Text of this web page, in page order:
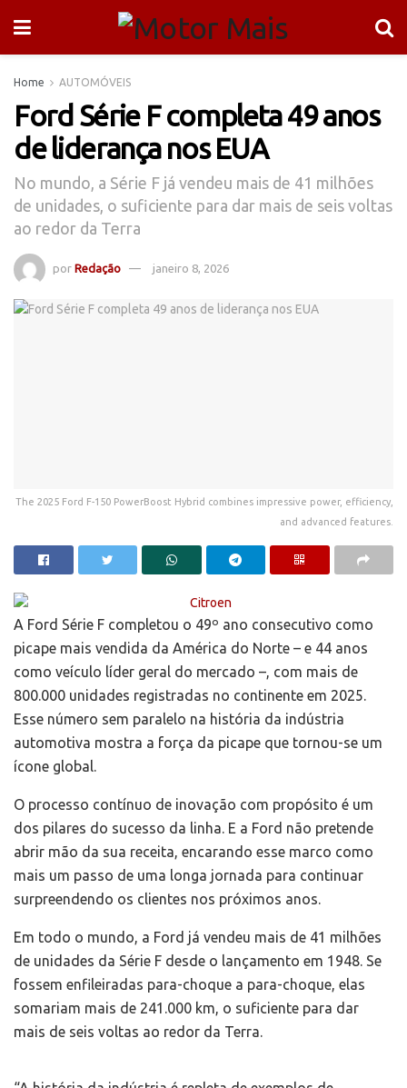
Home AUTOMÓVEIS
Ford Série F completa 49 anos
de liderança nos EUA
No mundo, a Série F já vendeu mais de 41 milhões
de unidades, o suficiente para dar mais de seis voltas
ao redor da Terra
por Redação janeiro 8, 2026
The 2025 Ford F-150 PowerBoost Hybrid combines impressive power, efficiency,
and advanced features.
A Ford Série F completou o 49º ano consecutivo como
picape mais vendida da América do Norte – e 44 anos
como veículo líder geral do mercado –, com mais de
800.000 unidades registradas no continente em 2025.
Esse número sem paralelo na história da indústria
automotiva mostra a força da picape que tornou-se um
ícone global.
O processo contínuo de inovação com propósito é um
dos pilares do sucesso da linha. E a Ford não pretende
abrir mão da sua receita, encarando esse marco como
mais um passo de uma longa jornada para continuar
surpreendendo os clientes nos próximos anos.
Em todo o mundo, a Ford já vendeu mais de 41 milhões
de unidades da Série F desde o lançamento em 1948. Se
fossem enfileiradas para-choque a para-choque, elas
somariam mais de 241.000 km, o suficiente para dar
mais de seis voltas ao redor da Terra.